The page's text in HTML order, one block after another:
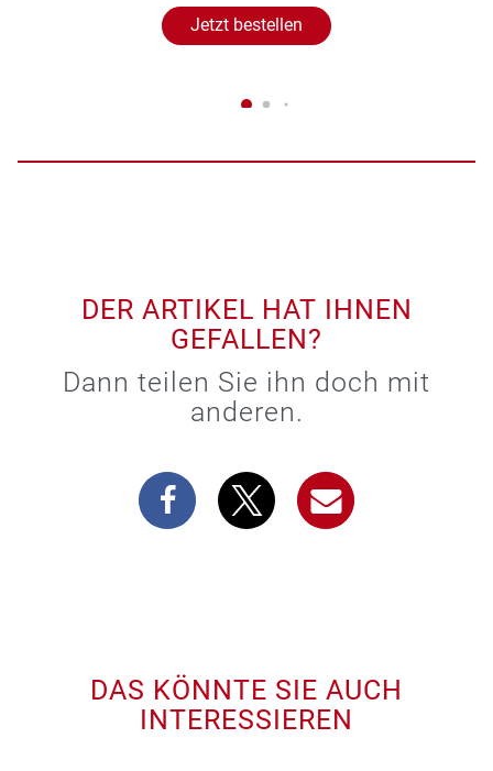
Jetzt bestellen
DER ARTIKEL HAT IHNEN
GEFALLEN?
Dann teilen Sie ihn doch mit
anderen.
DAS KÖNNTE SIE AUCH
INTERESSIEREN